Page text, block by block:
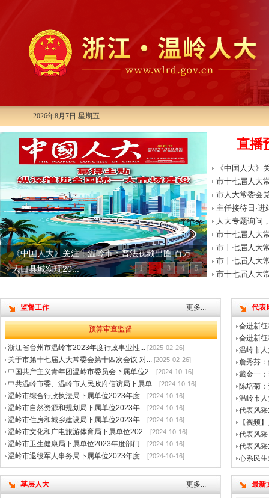
2026年8月7日 星期五
《中国人大》关注丨温岭市：普法视频出圈 百万
人口县城实现20...
市十七届人
1 2 3 4 5
直播
《中国人大》
市十七届人大
市人大常委会
主任接待日·进
人大专题询问
市十七届人大
市十七届人大
市十七届人大
市十七届人大
监督工作 更多...
预算审查监督
浙江省台州市温岭市2023年度行政事业性... [2025-02-26]
关于市第十七届人大常委会第十四次会议 对... [2025-02-26]
中国共产主义青年团温岭市委员会下属单位2... [2024-10-16]
中共温岭市委、温岭市人民政府信访局下属单... [2024-10-16]
温岭市综合行政执法局下属单位2023年度... [2024-10-16]
温岭市自然资源和规划局下属单位2023年... [2024-10-16]
温岭市住房和城乡建设局下属单位2023年... [2024-10-16]
温岭市文化和广电旅游体育局下属单位202... [2024-10-16]
温岭市卫生健康局下属单位2023年度部门... [2024-10-16]
温岭市退役军人事务局下属单位2023年度... [2024-10-16]
代表
奋进新
奋进新
温岭市
詹秀芬
戴金一
陈培菊
温岭市
代表风
【视频
代表风
代表风
心系民
基层人大 更多... 最新